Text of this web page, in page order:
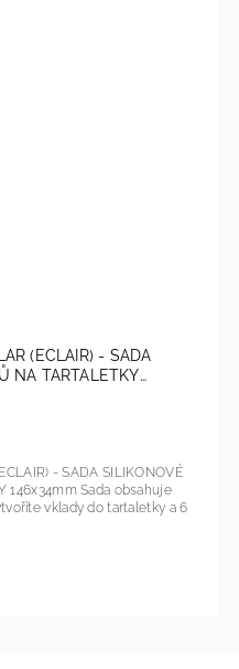
(ECLAIR) - SADA
NA TARTALETKY
- SADA SILIKONOVÉ
Sada obsahuje
vklady do tartaletky a 6